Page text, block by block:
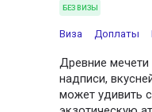
БЕЗ ВИЗЫ
Виза Доплаты
Древние
надписи,
может удивить